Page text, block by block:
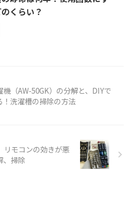
くらい？
機（AW-50GK）の分解と、DIYで
！洗濯槽の掃除の方法
リモコンの効きが悪
、掃除